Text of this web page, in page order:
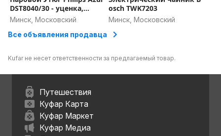
DST8040/30 - уценка,
протекает.
Минск, Московский
osch TWK7203
Минск, Московский
Все объявления продавца
Kufar не несет ответственности за предлагаемый товар.
Путешествия
Куфар Карта
Куфар Маркет
Куфар Медиа